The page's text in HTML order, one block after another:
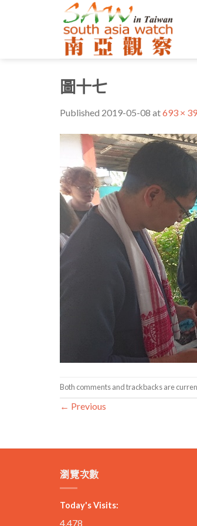
圖十七
Published 2019-05-08 at693 ×
Both comments and trackbacks are
← Previous
瀏覽次數
Today's Visits:
4,478